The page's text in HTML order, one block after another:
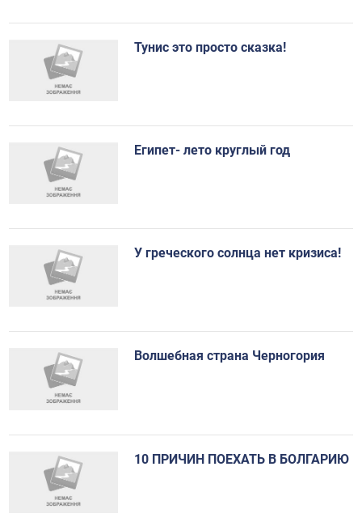
Тунис это просто сказка!
Египет- лето круглый год
У греческого солнца нет кризиса!
Волшебная страна Черногория
10 ПРИЧИН ПОЕХАТЬ В БОЛГАРИЮ